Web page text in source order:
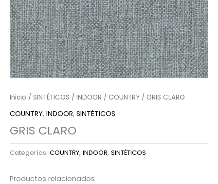
Inicio / SINTÉTICOS / INDOOR / COUNTRY / GRIS CLARO
COUNTRY, INDOOR, SINTÉTICOS
GRIS CLARO
Categorías: COUNTRY, INDOOR, SINTÉTICOS
Productos relacionados